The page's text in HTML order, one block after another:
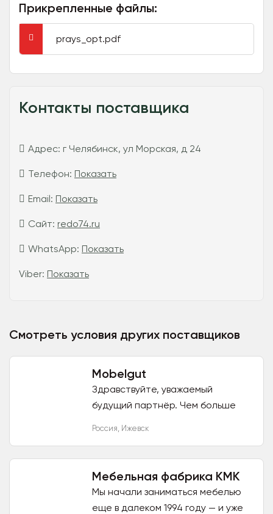
Прикрепленные файлы:
prays_opt.pdf
Контакты поставщика
Адрес: г Челябинск, ул Морская, д 24
Телефон: Показать
Email: Показать
Сайт: redo74.ru
WhatsApp: Показать
Viber: Показать
Смотреть условия других поставщиков
Mobelgut
Здравствуйте, уважаемый
будущий партнёр. Чем больше
прочная, компактная,...
Россия, Ижевск
Мебельная фабрика КМК
Мы начали заниматься мебелью
еще в далеком 1994 году — и уже